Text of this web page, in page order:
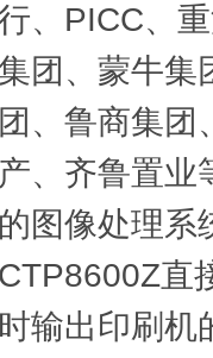
、PICC、
团、蒙牛集
团、鲁商集团
产、齐鲁置业
的图像处理系
CTP8600Z直
时输出印刷机